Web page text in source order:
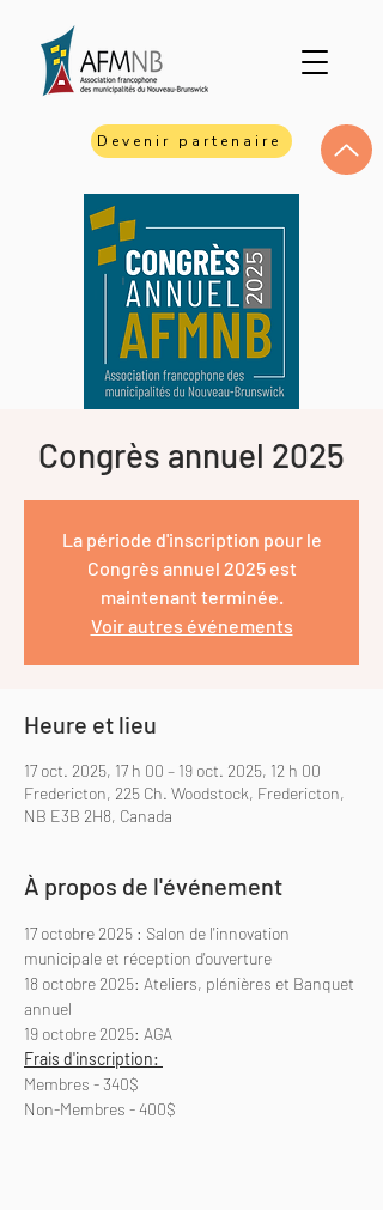
Devenir partenaire
Congrès annuel 2025
La période d'inscription pour le
Congrès annuel 2025 est
maintenant terminée.
Voir autres événements
Heure et lieu
17 oct. 2025, 17 h 00 – 19 oct. 2025, 12 h 00
Fredericton, 225 Ch. Woodstock, Fredericton,
NB E3B 2H8, Canada
À propos de l'événement
17 octobre 2025 : Salon de l'innovation
municipale et réception d'ouverture
18 octobre 2025: Ateliers, plénières et Banquet
annuel
19 octobre 2025: AGA
Frais d'inscription:
Membres - 340$
Non-Membres - 400$